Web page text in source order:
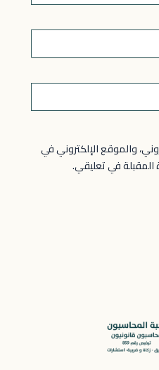
والموقع الإلكتروني في
المقبلة في تعليقي.